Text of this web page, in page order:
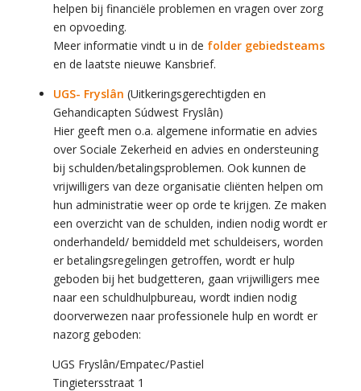
helpen bij financiële problemen en vragen over zorg
en opvoeding.
Meer informatie vindt u in de folder gebiedsteams
en de laatste nieuwe Kansbrief.
UGS- Fryslân (Uitkeringsgerechtigden en
Gehandicapten Súdwest Fryslân)
Hier geeft men o.a. algemene informatie en advies
over Sociale Zekerheid en advies en ondersteuning
bij schulden/betalingsproblemen. Ook kunnen de
vrijwilligers van deze organisatie cliënten helpen om
hun administratie weer op orde te krijgen. Ze maken
een overzicht van de schulden, indien nodig wordt er
onderhandeld/ bemiddeld met schuldeisers, worden
er betalingsregelingen getroffen, wordt er hulp
geboden bij het budgetteren, gaan vrijwilligers mee
naar een schuldhulpbureau, wordt indien nodig
doorverwezen naar professionele hulp en wordt er
nazorg geboden:
UGS Fryslân/Empatec/Pastiel
Tingietersstraat 1